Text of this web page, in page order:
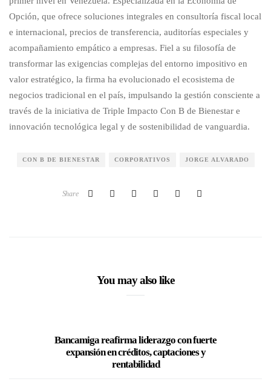
Opción, que ofrece soluciones integrales en consultoría fiscal local
e internacional, precios de transferencia, auditorías especiales y
acompañamiento empático a empresas. Fiel a su filosofía de
transformar las exigencias complejas del entorno impositivo en
valor estratégico, la firma ha evolucionado el ecosistema de
negocios tradicional en el país, impulsando la gestión consciente a
través de la iniciativa de Triple Impacto Con B de Bienestar e
innovación tecnológica legal y de sostenibilidad de vanguardia.
CON B DE BIENESTAR CORPORATIVOS JORGE ALVARADO
Share
You may also like
Bancamiga reafirma liderazgo con fuerte
expansión en créditos, captaciones y
rentabilidad